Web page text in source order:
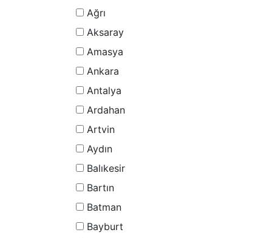
Ağrı
Aksaray
Amasya
Ankara
Antalya
Ardahan
Artvin
Aydın
Balıkesir
Bartın
Batman
Bayburt